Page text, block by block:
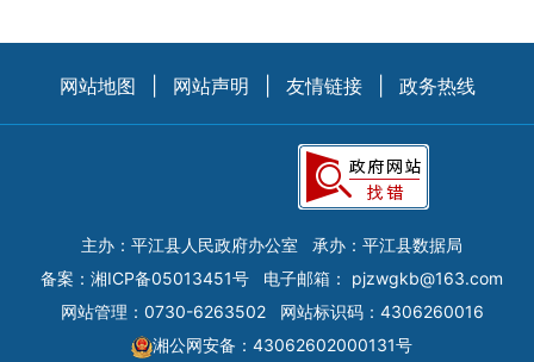
网站地图 网站声明 友情链接 政务热线
主办：平江县人民政府办公室
承办：平江县数据局
备案： 湘ICP备05013451号 电子邮箱： pjzwgkb@163.com
网站管理：0730-6263502
网站标识码：4306260016
湘公网安备：43062602000131号